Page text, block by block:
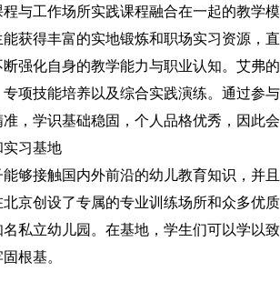
与工作场所实践课程融合在一起的教学
能获得丰富的实地锻炼和职场实习资源，
强化自身的教学能力与职业认知。艾弗
项技能培养以及综合实践演练。通过参
准，学识基础稳固，个人品格优秀，因此
实习基地
够接触国内外前沿的幼儿教育知识，并
京创设了专属的专业训练场所和众多优
私立幼儿园。在基地，学生们可以学以
根基。